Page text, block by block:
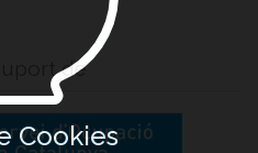
de
Cookies